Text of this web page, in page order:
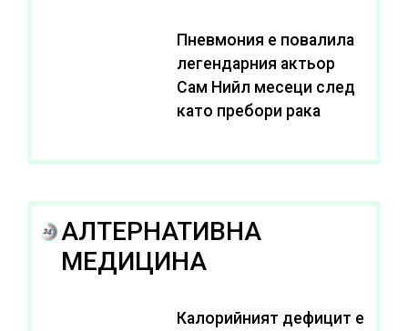
Пневмония е повалила
легендарния актьор
Сам Нийл месеци след
като пребори рака
АЛТЕРНАТИВНА
МЕДИЦИНА
Калорийният дефицит е